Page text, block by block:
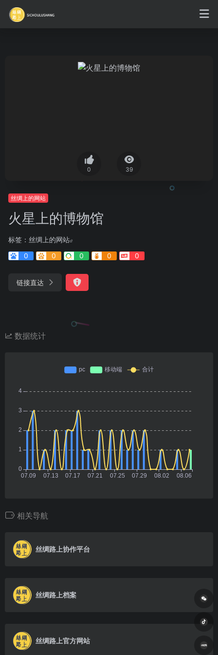
0 39
丝绸上的网站
火星上的博物馆
标签： 丝绸上的网站
0
0 0 0 0
链接直达
数据统计
相关导航
丝绸路上协作平台
丝绸路上档案
丝绸路上官方网站